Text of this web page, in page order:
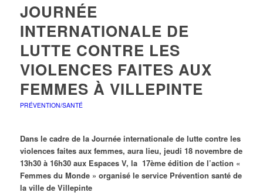
JOURNÉE
INTERNATIONALE DE
LUTTE CONTRE LES
VIOLENCES FAITES AUX
FEMMES À VILLEPINTE
PRÉVENTION/SANTÉ
Dans le cadre de la Journée internationale de lutte contre les
violences faites aux femmes, aura lieu, jeudi 18 novembre de
13h30 à 16h30 aux Espaces V, la 17ème édition de l’action «
Femmes du Monde » organisé le service Prévention santé de
la ville de Villepinte